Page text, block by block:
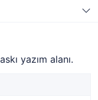
yazım alanı.